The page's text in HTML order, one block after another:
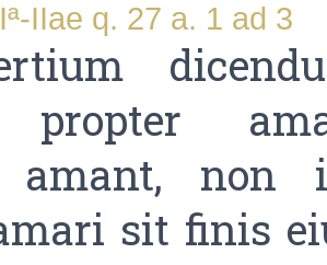
IIae q. 27 a. 1 ad 3
propter
amant, non
sit finis